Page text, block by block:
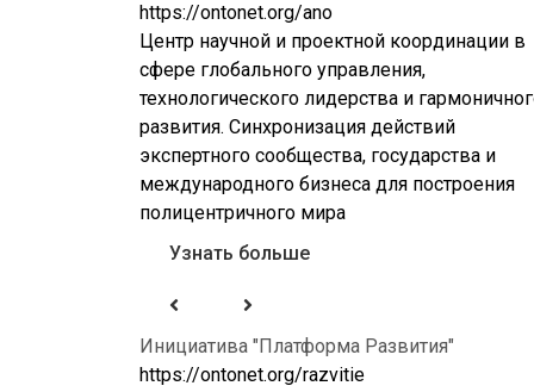
https://ontonet.org/ano
Центр научной и проектной координации в
сфере глобального управления,
технологического лидерства и
развития. Синхронизация действий
экспертного сообщества, государства и
международного бизнеса для построения
полицентричного мира
Узнать больше
Инициатива "Платформа Развития"
https://ontonet.org/razvitie